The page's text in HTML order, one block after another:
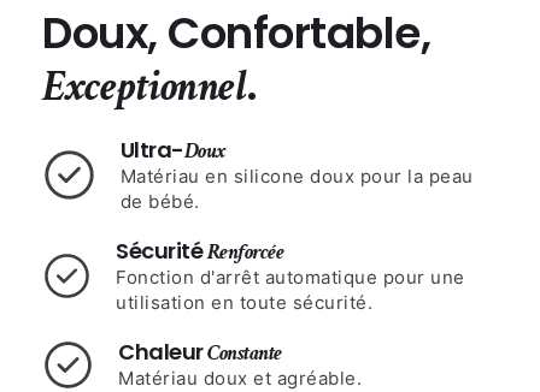
Doux, Confortable,
Exceptionnel.
Ultra-Doux
Matériau en silicone doux pour la peau
de bébé.
SécuritéRenforcée
Fonction d'arrêt automatique pour une
utilisation en toute sécurité.
ChaleurConstante
Matériau doux et agréable.